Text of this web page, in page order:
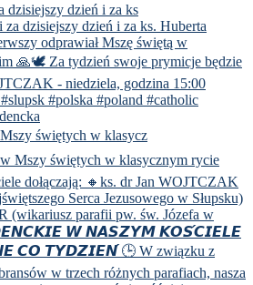
dzisiejszy dzień i za ks
Mszy świętych w klasycz